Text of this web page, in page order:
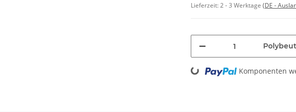
Lieferzeit:2 - 3 Werktage (DE -
Loading... Komponenten